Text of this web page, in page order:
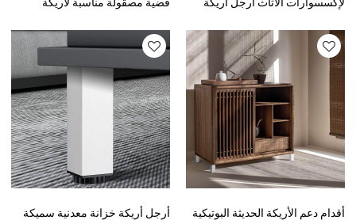
أقدام دعم الأريكة الحديثة البوتيكية
أرجل أريكة خزانة معدنية سميكة